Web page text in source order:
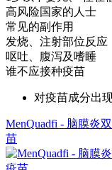
高风险国家的人士
常见的副作用
发烧、注射部位反应
呕吐、腹泻及嗜睡
谁不应接种疫苗
对疫苗成分出
MenQuadfi - 脑膜炎
苗